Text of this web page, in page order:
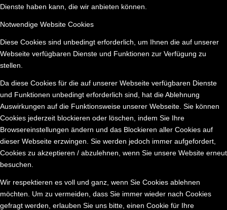
Dienste haben kann, die wir anbieten können.
Notwendige Website Cookies
Diese Cookies sind unbedingt erforderlich, um Ihnen die auf unserer
Webseite verfügbaren Dienste und Funktionen zur Verfügung zu
stellen.
Da diese Cookies für die auf unserer Webseite verfügbaren Dienste
und Funktionen unbedingt erforderlich sind, hat die Ablehnung
Auswirkungen auf die Funktionsweise unserer Webseite. Sie können
Cookies jederzeit blockieren oder löschen, indem Sie Ihre
Browsereinstellungen ändern und das Blockieren aller Cookies auf
dieser Webseite erzwingen. Sie werden jedoch immer aufgefordert,
Cookies zu akzeptieren / abzulehnen, wenn Sie unsere Website erneut
besuchen.
Wir respektieren es voll und ganz, wenn Sie Cookies ablehnen
möchten. Um zu vermeiden, dass Sie immer wieder nach Cookies
gefragt werden, erlauben Sie uns bitte, einen Cookie für Ihre